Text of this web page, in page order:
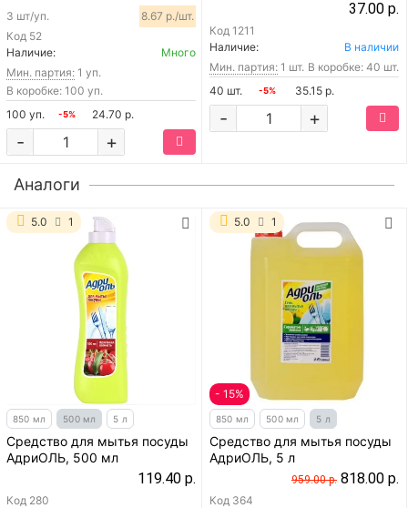
Код 52
3 шт/уп. 8.67 р./шт.
Наличие:
Много
Мин. партия: 1 уп.
В коробке: 100 уп.
100 уп.
-5% 24.70 р.
+
-
37.00 р.
Код 1211
Наличие:
В наличии
Мин. партия: 1 шт. В коробке: 40 шт.
40 шт.
-5% 35.15 р.
+
-
Аналоги
5.0 1
850 мл 500 мл 5 л
Средство для мытья посуды
АдриОЛЬ, 500 мл
119.40 р.
Код 280
5.0 1
- 15%
850 мл 500 мл 5 л
Средство для мытья посуды
АдриОЛЬ, 5 л
959.00 р. 818.00 р.
Код 364